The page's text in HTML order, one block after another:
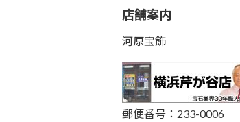
店舗案内
河原宝飾
郵便番号：233-0006